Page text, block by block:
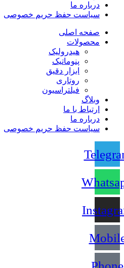
درباره ما
سیاست حفظ حریم خصوصی
صفحه اصلی
محصولات
هیدرولیک
پنوماتیک
ابزار دقیق
روتاری
فیلتراسیون
وبلاگ
ارتباط با ما
درباره ما
سیاست حفظ حریم خصوصی